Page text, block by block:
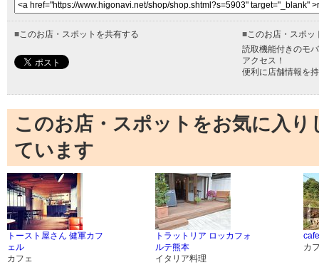
■このお店・スポットを共有する ■このお店・スポッ
読取機能付きのモ
アクセス！
便利に店舗情報を
このお店・スポットをお気に入
ています
トースト屋さん 健軍カフ
ェル
カフェ
トラットリア ロッカフォ
ルテ熊本
イタリア料理
カ